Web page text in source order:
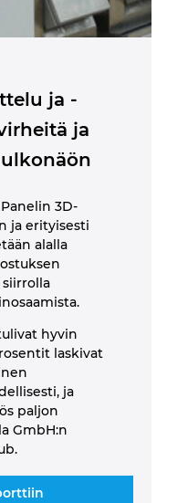
ja -
ja
3D-
ja erityisesti
alalla
hyvin
laskivat
ja
paljon
GmbH:n